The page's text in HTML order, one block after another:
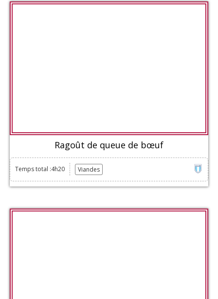
Ragoût de queue de bœuf
Temps total :4h20 Viandes